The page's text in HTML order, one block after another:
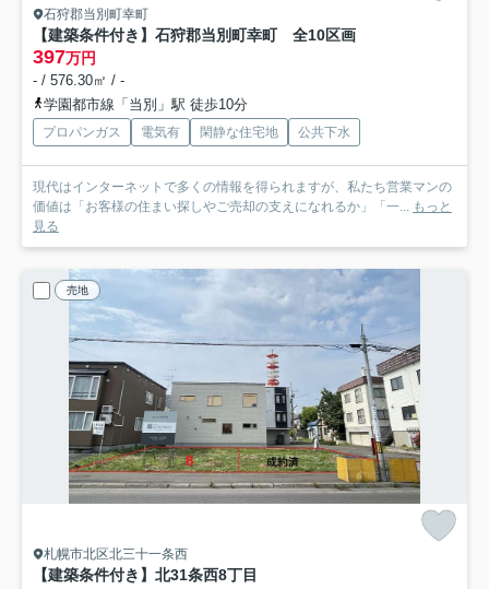
石狩郡当別町幸町
【建築条件付き】石狩郡当別町幸町 全10区画
397万円
- / 576.30㎡ / -
学園都市線「当別」駅 徒歩10分
プロパンガス 電気有 閑静な住宅地 公共下水
現代はインターネットで多くの情報を得られますが、私たち営業マンの
価値は「お客様の住まい探しやご売却の支えになれるか」「一... もっと
見る
売地
札幌市北区北三十一条西
【建築条件付き】北31条西8丁目